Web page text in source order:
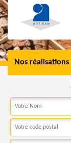
Nos réalisations